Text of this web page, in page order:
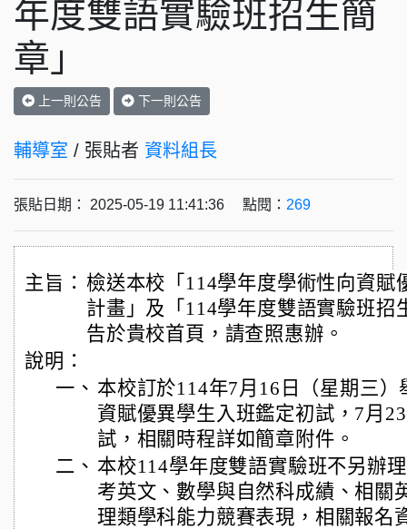
年度雙語實驗班招生簡
章」
上一則公告 下一則公告
輔導室 / 張貼者 資料組長
張貼日期： 2025-05-19 11:41:36 點閱： 269
主旨： 檢送本校「114學年度學術性向資賦
計畫」及「114學年度雙語實驗班招
告於貴校首頁，請查照惠辦。
說明：
一、 本校訂於114年7月16日（星期三
資賦優異學生入班鑑定初試，7月
試，相關時程詳如簡章附件。
二、 本校114學年度雙語實驗班不另辦
考英文、數學與自然科成績、相關
理類學科能力競賽表現，相關報名